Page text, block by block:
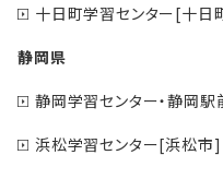
十日町学習センター[十日
静岡県
静岡学習センター・静岡
浜松学習センター[浜松市]